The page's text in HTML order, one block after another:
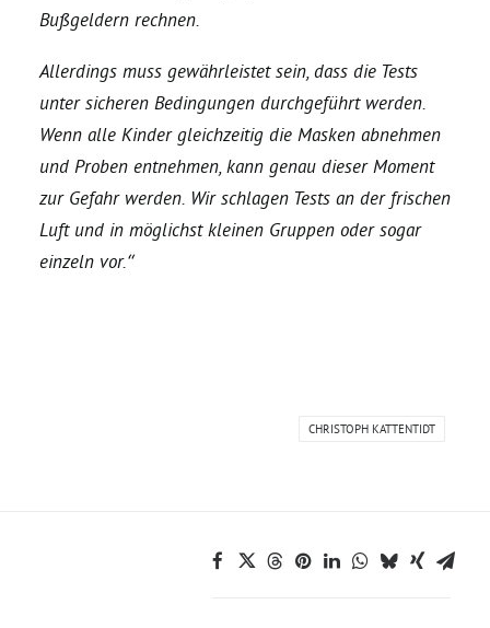
Ratsanträge
Fraktionsgeschäftsstelle
Bezirksvertretungen
Bußgeldern rechnen.
Allerdings muss gewährleistet sein, dass die Tests
unter sicheren Bedingungen durchgeführt werden.
Wenn alle Kinder gleichzeitig die Masken abnehmen
und Proben entnehmen, kann genau dieser Moment
zur Gefahr werden. Wir schlagen Tests an der frischen
Luft und in möglichst kleinen Gruppen oder sogar
einzeln vor.“
CHRISTOPH KATTENTIDT